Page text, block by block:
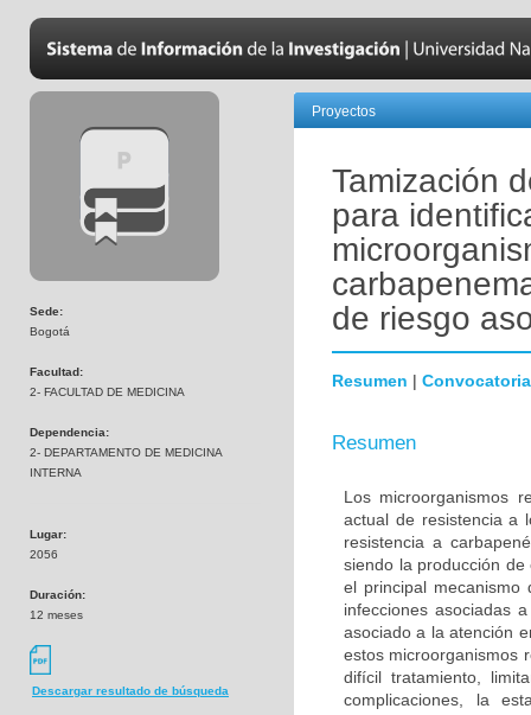
Sede:
Bogotá
Facultad:
2- FACULTAD DE MEDICINA
Dependencia:
2- DEPARTAMENTO DE MEDICINA
INTERNA
Lugar:
2056
Duración:
12 meses
Descargar resultado de búsqueda
Proyectos
Tamización
para
de riesgo
Resumen | Convocatoria
Resumen
Los microorganismos
actual de resistencia a
resistencia a
siendo la producción
el principal
infecciones asociadas
asociado a la atención
estos microorganismos
difícil tratamiento,
complicaciones, la